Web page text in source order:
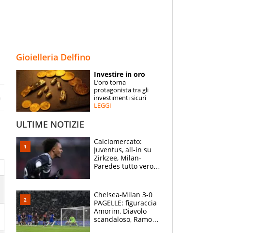
SPECIALI
ESPERTI
Gioielleria Delfino
Investire in oro
L’oro torna
protagonista tra gli
investimenti sicuri
LEGGI
ULTIME NOTIZIE
Calciomercato:
Juventus, all-in su
Zirkzee, Milan-
Paredes tutto vero,
Chelsea-Milan 3-0
PAGELLE: figuraccia
Amorim, Diavolo
scandaloso, Ramos